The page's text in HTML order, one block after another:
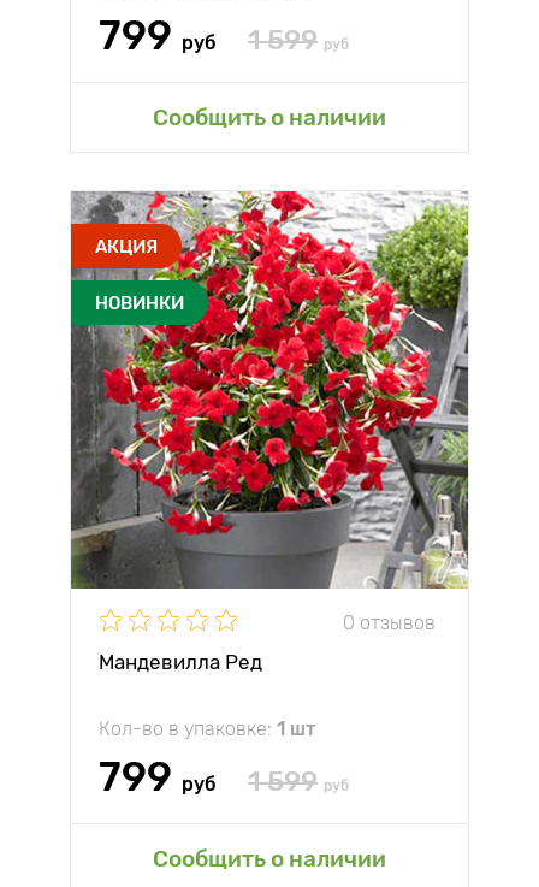
799 руб 1 599 руб
Сообщить о наличии
АКЦИЯ
НОВИНКИ
0 отзывов
Мандевилла Ред
Кол-во в упаковке: 1 шт
799 руб 1 599 руб
Сообщить о наличии